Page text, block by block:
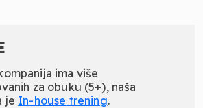
ima više
za obuku (5+), naša
je In-house trening.